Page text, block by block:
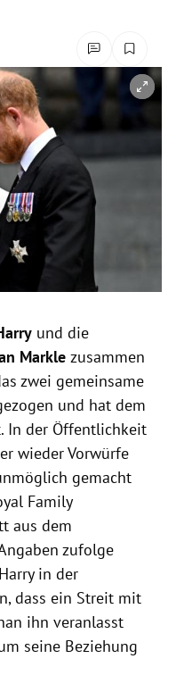
und die
Markle zusammen
zwei gemeinsame
und hat dem
In der Öffentlichkeit
wieder Vorwürfe
gemacht
Family
aus dem
zufolge
in der
dass ein Streit ​​​mit
ihn veranlasst
seine Beziehung